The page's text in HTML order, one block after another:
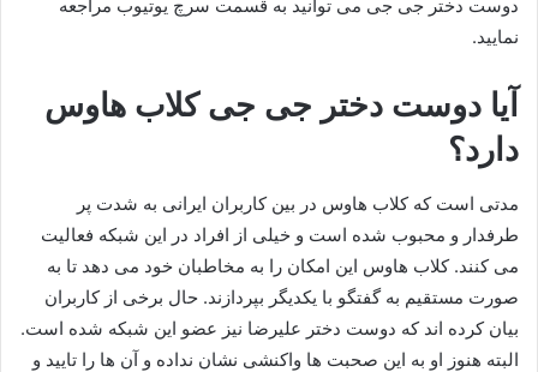
دوست دختر جی جی می توانید به قسمت سرچ یوتیوب مراجعه
نمایید.
آیا دوست دختر جی جی کلاب هاوس
دارد؟
مدتی است که کلاب هاوس در بین کاربران ایرانی به شدت پر
طرفدار و محبوب شده است و خیلی از افراد در این شبکه فعالیت
می‌ کنند. کلاب هاوس این امکان را به مخاطبان خود می دهد تا به
صورت مستقیم به گفتگو با یکدیگر بپردازند. حال برخی از کاربران
بیان کرده اند که دوست دختر علیرضا نیز عضو این شبکه شده است.
البته هنوز او به این صحبت‌ ها واکنشی نشان نداده و آن ها را تایید و